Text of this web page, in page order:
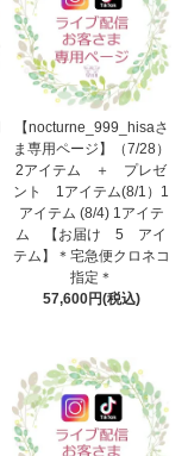
【nocturne_999_hisaさ
ま専用ページ】（7/28）
2アイテム ＋ プレゼ
ント 1アイテム(8/1）1
アイテム (8/4) 1アイテ
ム 【お届け 5 アイ
テム】＊宅急便クロネコ
指定＊
57,600円(税込)